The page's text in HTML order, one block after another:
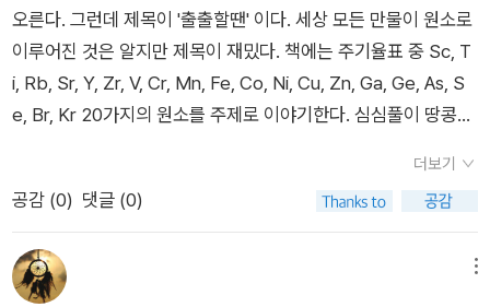
알게 되고, 바나듐 같은 생소한 물질이 어느 민족의 상징이 되어
한 나라가 흥하고 망하던 사연과 얽혀 있다는 사실을 알게 되며,
크립톤이 혁명과 무슨 상관이 있는지 알게 된다. 작디작은 원자들
이 펼쳐 보이는 세상이 얼마나 넓고도 다채로운지, 《출출할 땐,
오른다. 그런데 제목이 '출출할땐' 이다. 세상 모든 만물이 원소로
이루어진 것은 알지만 제목이 재밌다. 책에는 주기율표 중 Sc, T
i, Rb, Sr, Y, Zr, V, Cr, Mn, Fe, Co, Ni, Cu, Zn, Ga, Ge, As, S
e, Br, Kr 20가지의 원소를 주제로 이야기한다. 심심풀이 땅콩처
둘러보자. 야구와 관련깊은 독톡한 금속 스칸듐 Sc 이다. 야구장
조명 메탈할라이드등 제조에 스칸듐이 들어가고, 야구방망이도
스칸듐으로 만드는 것이 있다. 과거에는 Ti 티타늄이었지만 요즘
은 타이타늄이라고 부르는 이 원소는 가볍고 오래 버텨서 영화 로
더보기
공감 (0) 댓글 (0)